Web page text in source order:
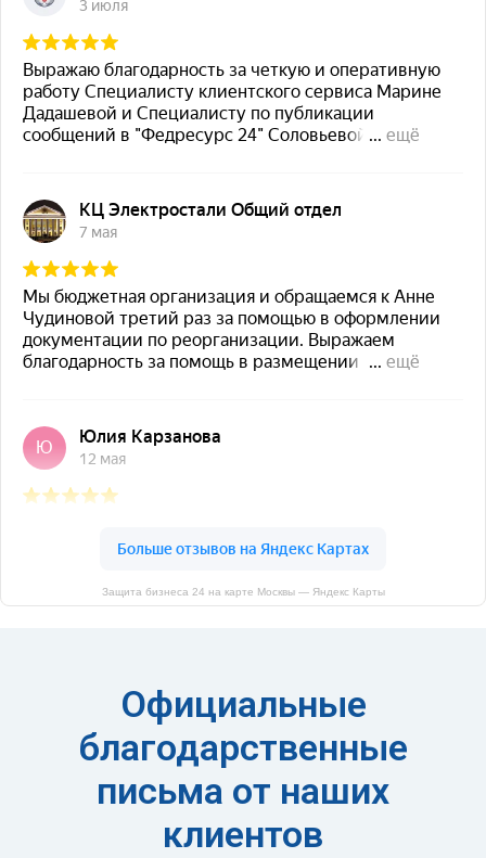
Защита бизнеса 24 на карте Москвы — Яндекс Карты
Официальные
благодарственные
письма от наших
клиентов